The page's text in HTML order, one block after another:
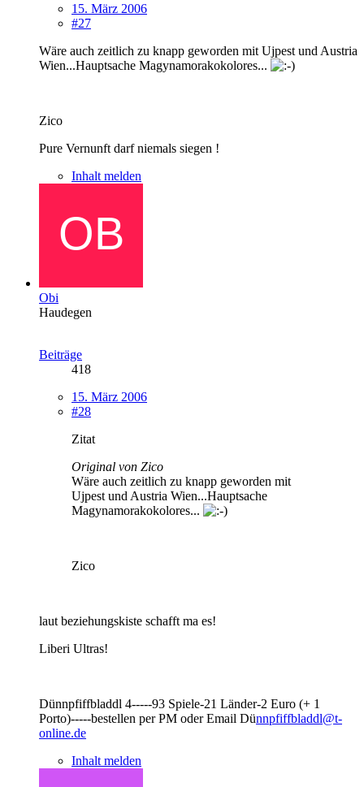
15. März 2006
#27
Wäre auch zeitlich zu knapp geworden mit Ujpest und Austria
Wien...Hauptsache Magynamorakokolores...
Zico
Pure Vernunft darf niemals siegen !
Inhalt melden
Obi
Haudegen
Beiträge
418
15. März 2006
#28
Zitat
Original von Zico
Wäre auch zeitlich zu knapp geworden mit
Ujpest und Austria Wien...Hauptsache
Magynamorakokolores...
Zico
laut beziehungskiste schafft ma es!
Liberi Ultras!
Dünnpfiffbladdl 4-----93 Spiele-21 Länder-2 Euro (+ 1
Porto)-----bestellen per PM oder Email Dünnpfiffbladdl@t-
online.de
Inhalt melden